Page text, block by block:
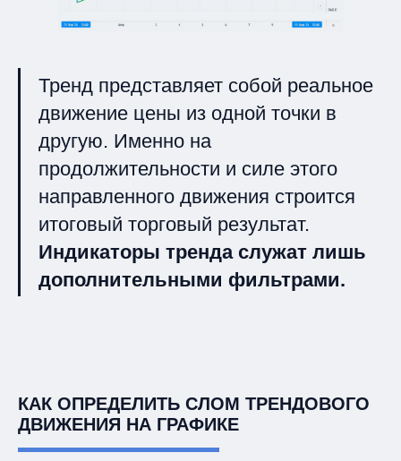
Тренд представляет собой реальное
движение цены из одной точки в
другую. Именно на
продолжительности и силе этого
направленного движения строится
итоговый торговый результат.
Индикаторы тренда служат лишь
дополнительными фильтрами.
КАК ОПРЕДЕЛИТЬ СЛОМ ТРЕНДОВОГО
ДВИЖЕНИЯ НА ГРАФИКЕ